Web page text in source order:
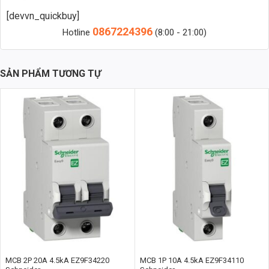
Tổng quan về Rơ le nhiệt Schneider LRD4369 (110-140A)
Rơ le nhiệt Schneider LRD4369 là một thiết bị bảo vệ động cơ điện
được sản xuất bởi Schneider Electric, một tập đoàn hàng đầu thế giới
trong lĩnh vực quản lý năng lượng và tự động hóa. Sản phẩm này
được thiết kế để bảo vệ động cơ khỏi các sự cố quá tải, ngắn mạch và
mất pha, giúp ngăn ngừa hư hỏng và kéo dài tuổi thọ của động cơ.
Với dải dòng điện từ 110A đến 140A, LRD4369 phù hợp với nhiều loại
động cơ khác nhau, từ động cơ nhỏ đến động cơ lớn trong các ứng
[devvn_quickbuy]
Hotline 0867224396 (8:00 - 21:00)
SẢN PHẨM TƯƠNG TỰ
MCB 2P 20A 4.5kA EZ9F34220
MCB 1P 10A 4.5kA EZ9F34110